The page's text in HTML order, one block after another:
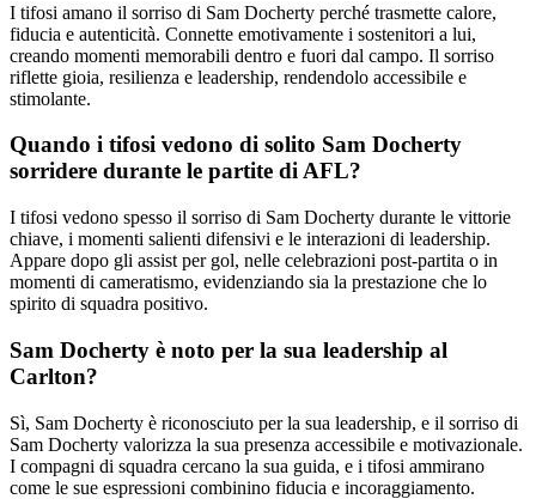
I tifosi amano il sorriso di Sam Docherty perché trasmette calore,
fiducia e autenticità. Connette emotivamente i sostenitori a lui,
creando momenti memorabili dentro e fuori dal campo. Il sorriso
riflette gioia, resilienza e leadership, rendendolo accessibile e
stimolante.
Quando i tifosi vedono di solito Sam Docherty
sorridere durante le partite di AFL?
I tifosi vedono spesso il sorriso di Sam Docherty durante le vittorie
chiave, i momenti salienti difensivi e le interazioni di leadership.
Appare dopo gli assist per gol, nelle celebrazioni post-partita o in
momenti di cameratismo, evidenziando sia la prestazione che lo
spirito di squadra positivo.
Sam Docherty è noto per la sua leadership al
Carlton?
Sì, Sam Docherty è riconosciuto per la sua leadership, e il sorriso di
Sam Docherty valorizza la sua presenza accessibile e motivazionale.
I compagni di squadra cercano la sua guida, e i tifosi ammirano
come le sue espressioni combinino fiducia e incoraggiamento.